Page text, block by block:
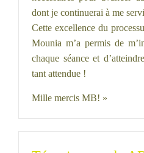
dont je continuerai à me
Cette excellence du
Mounia m’a permis de
chaque séance et
tant attendue !
Mille mercis MB! »